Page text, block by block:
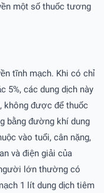
một số thuốc tương
tĩnh mạch. Khi có chỉ
5%, các dung dịch này
không được để thuốc
bằng đường khí dung
vào tuổi, cân nặng,
và điện giải của
lớn thường có
1 lít dung dịch tiêm